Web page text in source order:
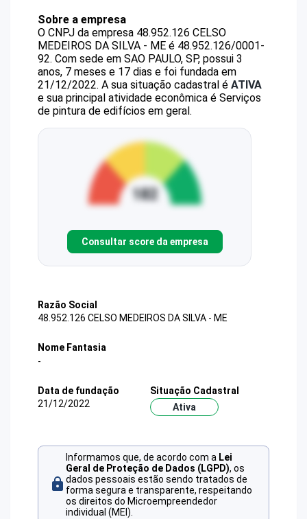
Sobre a empresa
O CNPJ da empresa 48.952.126 CELSO
MEDEIROS DA SILVA - ME é 48.952.126/0001-
92. Com sede em SAO PAULO, SP, possui 3
anos, 7 meses e 17 dias e foi fundada em
21/12/2022. A sua situação cadastral é ATIVA
e sua principal atividade econômica é Serviços
de pintura de edifícios em geral.
Consultar score da empresa
Razão Social
48.952.126 CELSO MEDEIROS DA SILVA - ME
Nome Fantasia
-
Data de fundação
21/12/2022
Situação Cadastral
Ativa
Informamos que, de acordo com a Lei
Geral de Proteção de Dados (LGPD), os
dados pessoais estão sendo tratados de
forma segura e transparente, respeitando
os direitos do Microempreendedor
individual (MEI).